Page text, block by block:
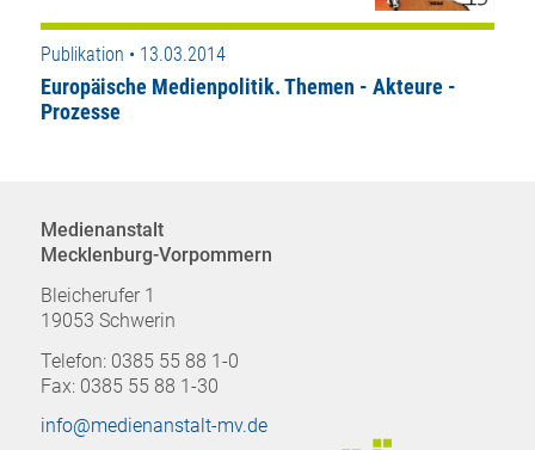
Publikation • 13.03.2014
Europäische Medienpolitik. Themen - Akteure -
Prozesse
Medienanstalt
Mecklenburg-Vorpommern
Bleicherufer 1
19053 Schwerin
Telefon: 0385 55 88 1-0
Fax: 0385 55 88 1-30
info@medienanstalt-mv.de